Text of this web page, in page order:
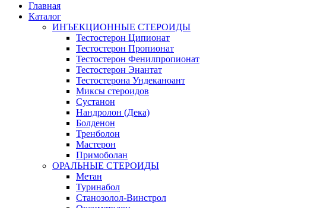
Главная
Каталог
ИНЪЕКЦИОННЫЕ СТЕРОИДЫ
Тестостерон Ципионат
Тестостерон Пропионат
Тестостерон Фенилпропионат
Тестостерон Энантат
Тестостерона Ундеканоант
Миксы стероидов
Сустанон
Нандролон (Дека)
Болденон
Тренболон
Мастерон
Примоболан
ОРАЛЬНЫЕ СТЕРОИДЫ
Метан
Туринабол
Станозолол-Винстрол